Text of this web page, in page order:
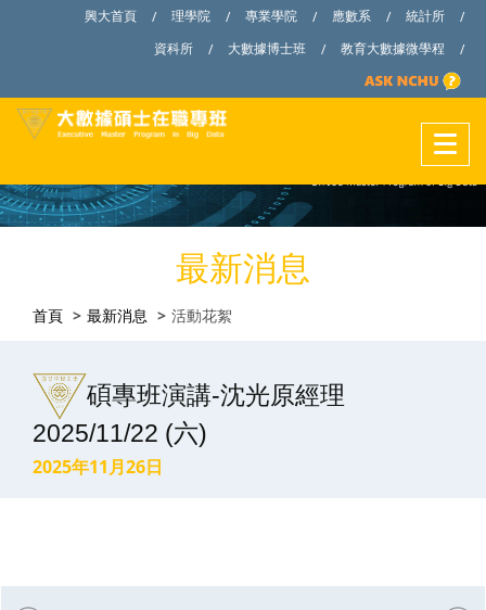
興大首頁 / 理學院 / 專業學院 / 應數系 / 統計所
/
資科所
/ 大數據博士班 / 教育大數據微學程 /
最新消息
首頁 最新消息 活動花絮
碩專班演講-沈光原經理
2025/11/22 (六)
2025年11月26日